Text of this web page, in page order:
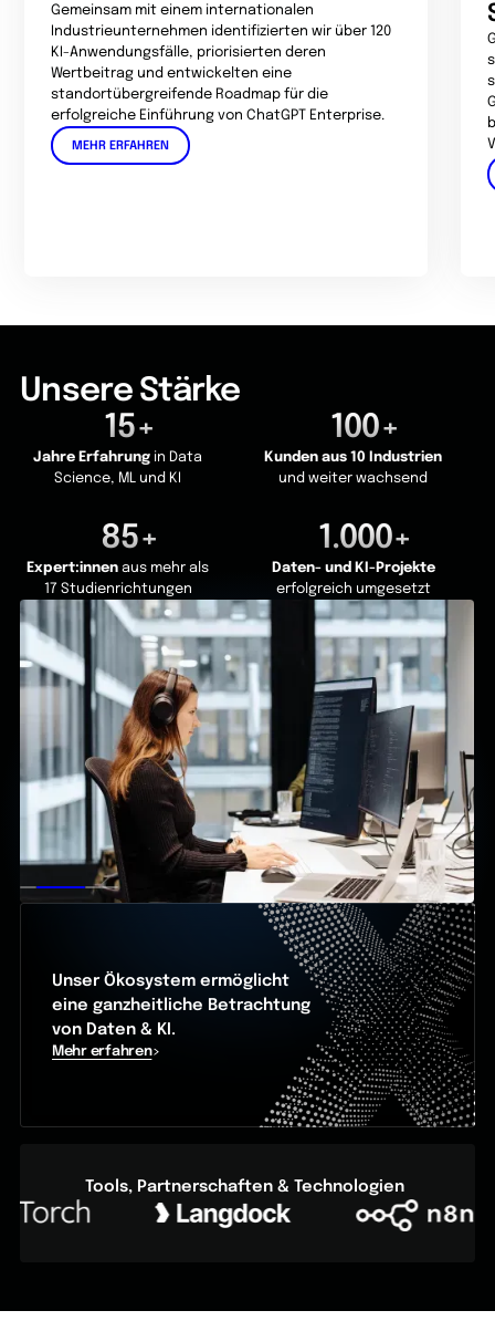
Gemeinsam mit einem internationalen
Industrieunternehmen identifizierten wir über 120
KI-Anwendungsfälle, priorisierten deren
Wertbeitrag und entwickelten eine
standortübergreifende Roadmap für die
erfolgreiche Einführung von ChatGPT Enterprise.
MEHR ERFAHREN
Unsere Stärke
Unser Ökosystem ermöglicht
eine ganzheitliche Betrachtung
von Daten & KI.
Mehr erfahren
Tools, Partnerschaften & Technologien
15+
Jahre Erfahrung in Data
Science, ML und KI
100+
Kunden aus 10 Industrien
und weiter wachsend
85+
Expert:innenaus mehr als
17 Studienrichtungen
1.000+
Daten- und KI-Projekte
erfolgreich umgesetzt